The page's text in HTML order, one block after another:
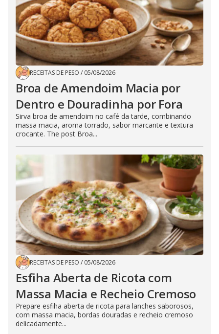
RECEITAS DE PESO / 05/08/2026
Broa de Amendoim Macia por
Dentro e Douradinha por Fora
Sirva broa de amendoim no café da tarde, combinando
massa macia, aroma torrado, sabor marcante e textura
crocante. The post Broa...
RECEITAS DE PESO / 05/08/2026
Esfiha Aberta de Ricota com
Massa Macia e Recheio Cremoso
Prepare esfiha aberta de ricota para lanches saborosos,
com massa macia, bordas douradas e recheio cremoso
delicadamente...